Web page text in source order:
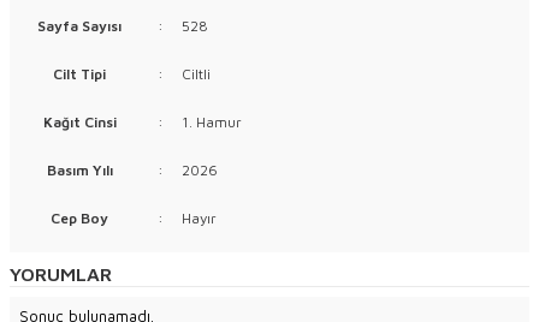
Sayfa Sayısı : 528
Cilt Tipi : Ciltli
Kağıt Cinsi : 1. Hamur
Basım Yılı : 2026
Cep Boy : Hayır
YORUMLAR
Sonuç bulunamadı.